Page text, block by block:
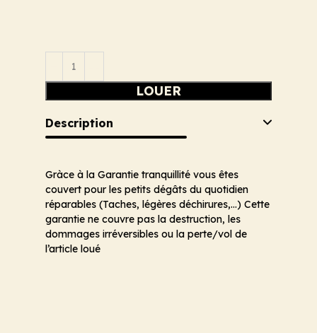
LOUER
Description
Gràce à la Garantie tranquillité vous êtes
couvert pour les petits dégâts du quotidien
réparables (Taches, légères déchirures,…) Cette
garantie ne couvre pas la destruction, les
dommages irréversibles ou la perte/vol de
l’article loué